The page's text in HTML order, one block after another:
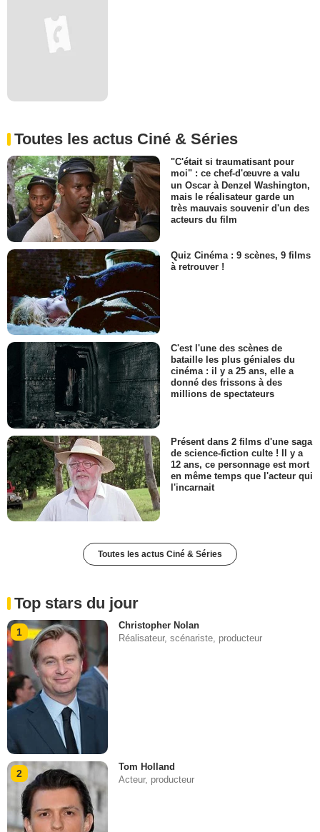
Toutes les actus Ciné & Séries
"C'était si traumatisant pour
moi" : ce chef-d'œuvre a valu
un Oscar à Denzel Washington,
mais le réalisateur garde un
très mauvais souvenir d'un des
acteurs du film
Quiz Cinéma : 9 scènes, 9 films
à retrouver !
C'est l'une des scènes de
bataille les plus géniales du
cinéma : il y a 25 ans, elle a
donné des frissons à des
millions de spectateurs
Présent dans 2 films d'une saga
de science-fiction culte ! Il y a
12 ans, ce personnage est mort
en même temps que l'acteur qui
l'incarnait
Toutes les actus Ciné & Séries
Top stars du jour
1
Christopher Nolan
Réalisateur, scénariste, producteur
2
Tom Holland
Acteur, producteur